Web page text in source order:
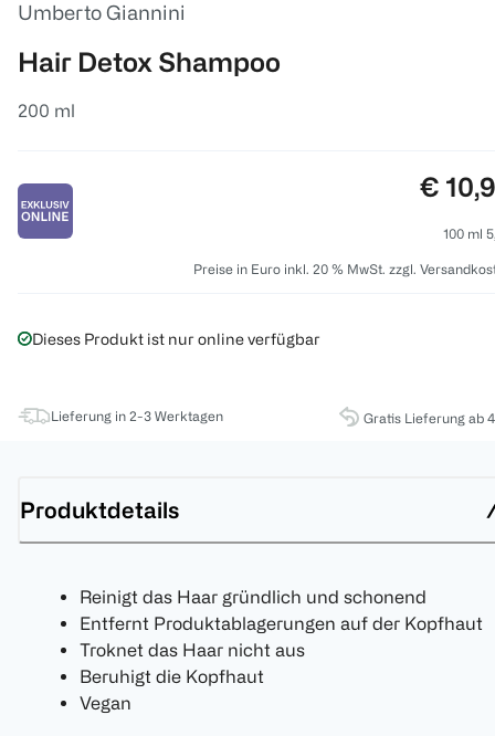
Umberto Giannini
Hair Detox Shampoo
200 ml
Preis:
€
100 ml
Preise in Euro inkl. 20 % MwSt. zzgl.
Dieses Produkt ist nur online verfügbar
Lieferung in 2-3 Werktagen Gratis Lieferung ab
Produktdetails
Reinigt das Haar gründlich und schonend
Entfernt Produktablagerungen auf der Kopfhaut
Troknet das Haar nicht aus
Beruhigt die Kopfhaut
Vegan